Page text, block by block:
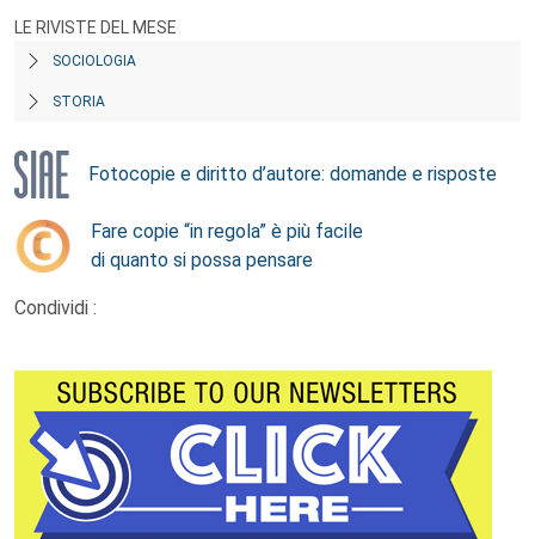
LE RIVISTE DEL MESE
SOCIOLOGIA
STORIA
Fotocopie e diritto d’autore: domande e risposte
Fare copie “in regola” è più facile
di quanto si possa pensare
Condividi :